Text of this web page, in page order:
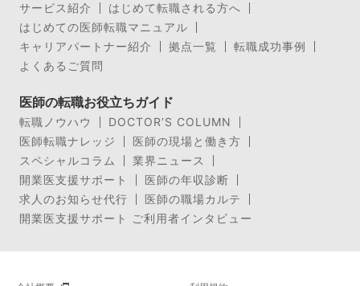
サービス紹介
はじめて転職される方へ
はじめての医師転職マニュアル
キャリアパートナー紹介
拠点一覧
転職成功事例
よくあるご質問
医師の転職お役立ちガイド
転職ノウハウ
DOCTOR’S COLUMN
医師転職ナレッジ
医師の現場と働き方
スペシャルコラム
業界ニュース
開業医支援サポート
医師の年収診断
求人のお知らせ代行
医師の職場カルテ
開業医支援サポート ご利用者インタビュー